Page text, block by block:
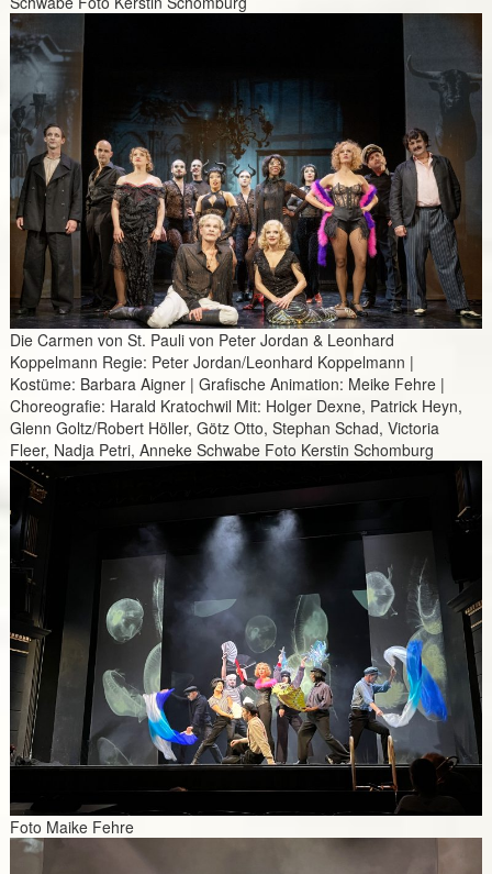
Die Carmen von St. Pauli von Peter Jordan & Leonhard
Koppelmann Regie: Peter Jordan/Leonhard Koppelmann |
Kostüme: Barbara Aigner | Grafische Animation: Meike Fehre |
Choreografie: Harald Kratochwil Mit: Holger Dexne, Patrick Heyn,
Glenn Goltz/Robert Höller, Götz Otto, Stephan Schad, Victoria
Fleer, Nadja Petri, Anneke Schwabe Foto Kerstin Schomburg
Foto Maike Fehre